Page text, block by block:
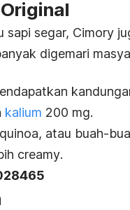
sapi segar, Cimory
digemari
kalium 200 mg.
, atau buah-
creamy.